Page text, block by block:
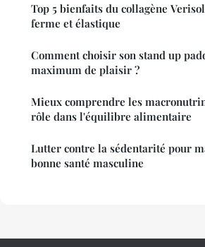
Top 5 bienfaits du collagène
ferme et élastique
Comment choisir son stand up
maximum de plaisir ?
Mieux comprendre les
rôle dans l'équilibre alimentaire
Lutter contre la sédentarité pour
bonne santé masculine